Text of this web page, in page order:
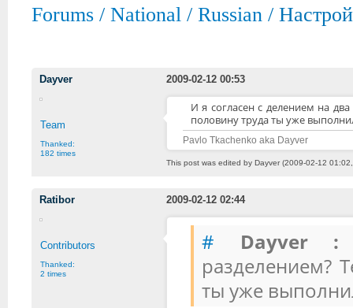
Forums / National / Russian /
Dayver 2009-02-12 00:53
Team
Thanked:
182 times
И я согласен с делением на
половину труда ты уже
Pavlo Tkachenko aka Dayver
This post was edited by Dayver (2009-02-12
Ratibor 2009-02-12 02:44
Contributors
Thanked:
2 times
#
Dayver :
разделением?
ты уже